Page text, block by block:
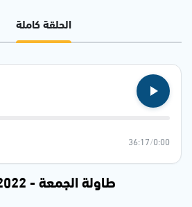
الحلقة كاملة
0:00
/
36:17
طاولة الجمعة - 29.04.2022